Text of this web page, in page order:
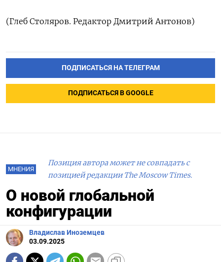
(Глеб Столяров. Редактор Дмитрий Антонов)
ПОДПИСАТЬСЯ НА ТЕЛЕГРАМ
ПОДПИСАТЬСЯ В GOOGLE
МНЕНИЯ
Позиция автора может не совпадать с
позицией редакции The Moscow Times.
О новой глобальной
конфигурации
Владислав Иноземцев
03.09.2025